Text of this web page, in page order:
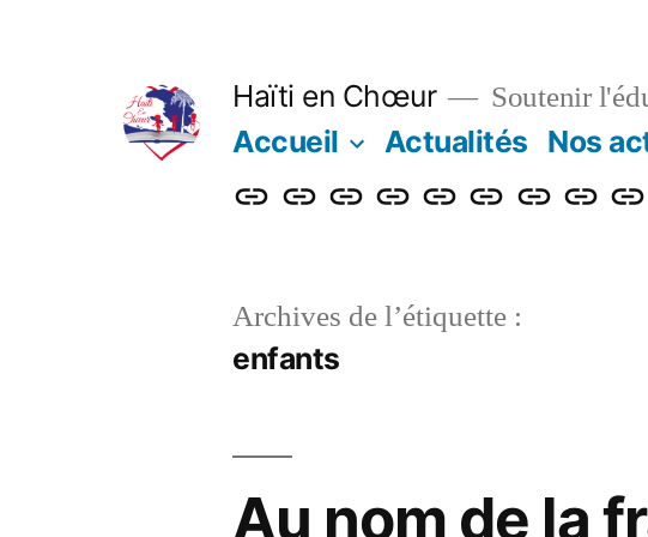
Haïti en Chœur Soutenir
Accueil Actualités Nos
AccueilActualités
Nos Adhérer
FaireNotreLe
Contact
Archives de l’étiquette :
enfants
Au nom de la